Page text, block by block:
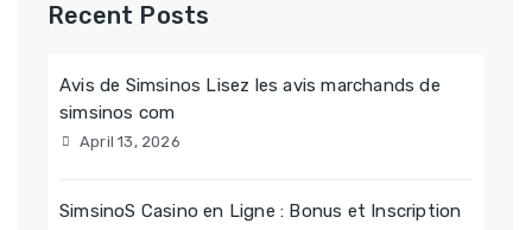
Recent Posts
Avis de Simsinos Lisez les avis marchands de
simsinos com
April 13, 2026
SimsinoS Casino en Ligne : Bonus et Inscription